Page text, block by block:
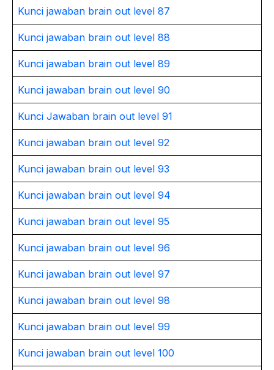
Kunci jawaban brain out level 87
Kunci jawaban brain out level 88
Kunci jawaban brain out level 89
Kunci jawaban brain out level 90
Kunci Jawaban brain out level 91
Kunci jawaban brain out level 92
Kunci jawaban brain out level 93
Kunci jawaban brain out level 94
Kunci jawaban brain out level 95
Kunci jawaban brain out level 96
Kunci jawaban brain out level 97
Kunci jawaban brain out level 98
Kunci jawaban brain out level 99
Kunci jawaban brain out level 100